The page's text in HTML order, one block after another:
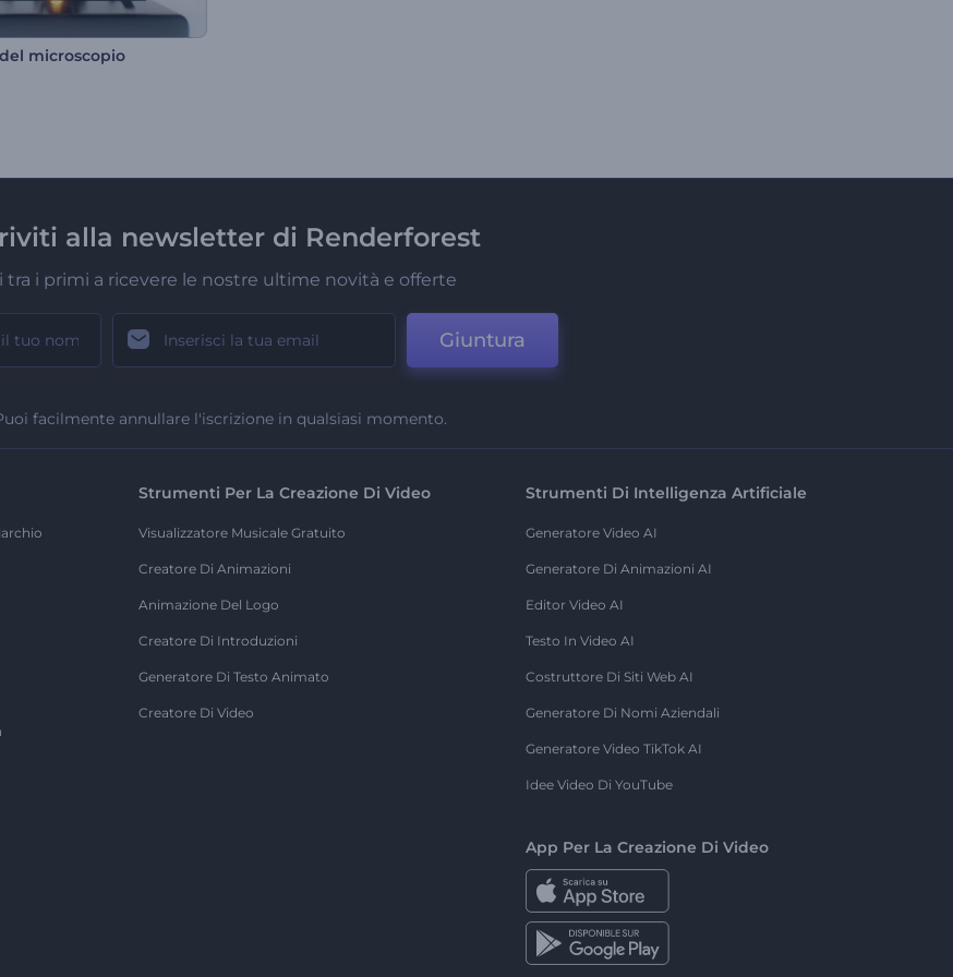
microscopio
alla newsletter di Renderforest
tra i primi a ricevere le nostre ultime novità e offerte
Giuntura
facilmente annullare l'iscrizione in qualsiasi momento.
Strumenti Per La Creazione Di Video
Visualizzatore Musicale Gratuito
Creatore Di Animazioni
Animazione Del Logo
Creatore Di Introduzioni
Generatore Di Testo Animato
Creatore Di Video
Strumenti Di Intelligenza Artificiale
Generatore Video AI
Generatore Di Animazioni AI
Editor Video AI
Testo In Video AI
Costruttore Di Siti Web AI
Generatore Di Nomi Aziendali
Generatore Video TikTok AI
Idee Video Di YouTube
App Per La Creazione Di Video